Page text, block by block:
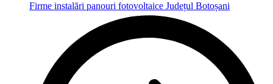
Firme instalări panouri fotovoltaice Județul Botoșani